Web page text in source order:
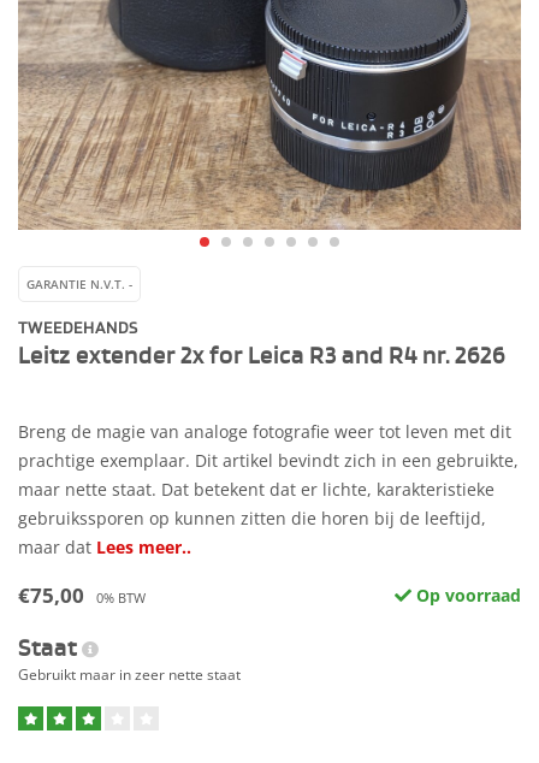
GARANTIE N.V.T. -
TWEEDEHANDS
Leitz extender 2x for Leica R3 and R4 nr. 2626
Breng de magie van analoge fotografie weer tot leven met dit
prachtige exemplaar. Dit artikel bevindt zich in een gebruikte,
maar nette staat. Dat betekent dat er lichte, karakteristieke
gebruikssporen op kunnen zitten die horen bij de leeftijd,
maar dat Lees meer..
€75,00 0% BTW Op voorraad
Staat
Gebruikt maar in zeer nette staat